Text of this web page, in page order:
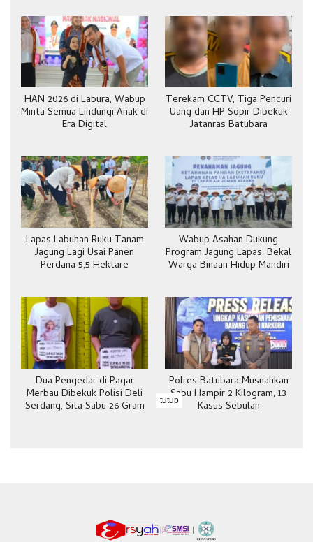
HAN 2026 di Labura, Wabup
Minta Semua Lindungi Anak di
Era Digital
Terekam CCTV, Tiga Pencuri
Uang dan HP Sopir Dibekuk
Jatanras Batubara
Lapas Labuhan Ruku Tanam
Jagung Lagi Usai Panen
Perdana 5,5 Hektare
Wabup Asahan Dukung
Program Jagung Lapas, Bekal
Warga Binaan Hidup Mandiri
Dua Pengedar di Pagar
Merbau Dibekuk Polisi Deli
Serdang, Sita Sabu 26 Gram
Polres Batubara Musnahkan
Sabu Hampir 2 Kilogram, 13
Kasus Sebulan
tutup